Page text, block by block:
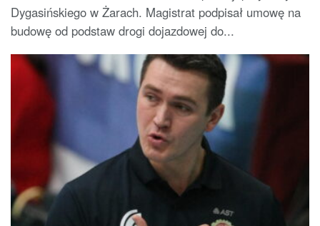
Dygasińskiego w Żarach. Magistrat podpisał umowę na
budowę od podstaw drogi dojazdowej do...